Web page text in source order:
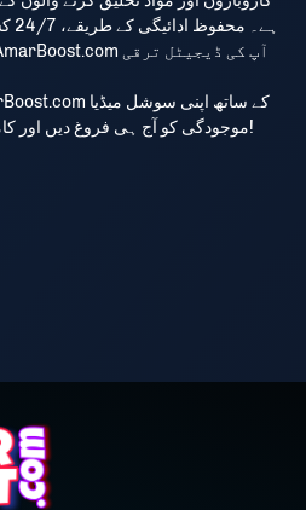
موجودگی کو آج ہی فروغ دیں اور کامیابی کی نئی بلندیوں کو چھوئیں!